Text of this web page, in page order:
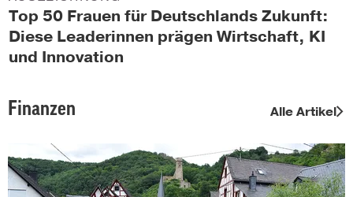
Top 50 Frauen für Deutschlands Zukunft:
Diese Leaderinnen prägen Wirtschaft, KI
und Innovation
Finanzen Alle Artikel